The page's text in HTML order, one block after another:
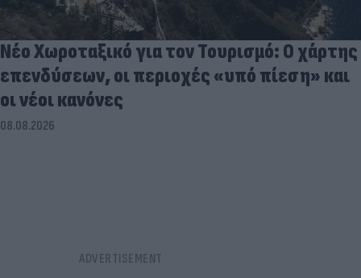
Νέο Χωροταξικό για τον Τουρισμό: Ο χάρτης
επενδύσεων, οι περιοχές «υπό πίεση» και
οι νέοι κανόνες
08.08.2026